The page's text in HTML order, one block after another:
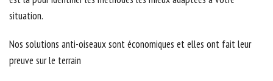
situation.
Nos solutions anti-oiseaux sont économiques et elles ont fait leur
preuve sur le terrain